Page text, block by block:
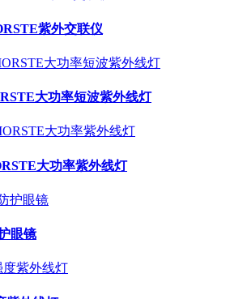
紫外交联仪
大功率短波紫外线灯
大功率紫外线灯
眼镜